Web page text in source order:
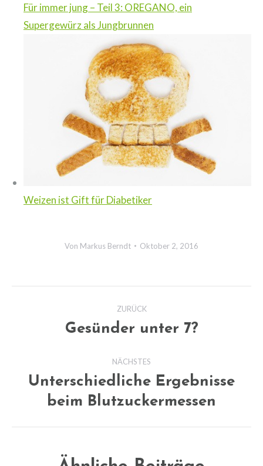
Für immer jung – Teil 3: OREGANO, ein
Supergewürz als Jungbrunnen
Weizen ist Gift für Diabetiker
Von Markus Berndt Oktober 2, 2016
Kommentarnavigation
ZURÜCK
Vorheriger
Gesünder unter 7?
NÄCHSTES
Nächster
Beitrag:
Unterschiedliche Ergebnisse
beim Blutzuckermessen